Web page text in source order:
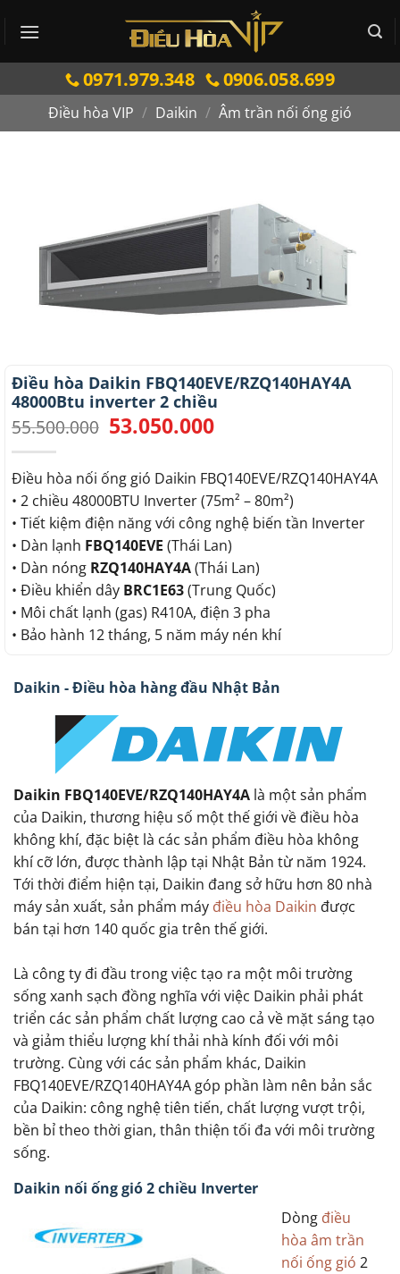
qua
0971.979.348 0906.058.699
Điều hòa VIP / Daikin / Âm trần nối ống gió
Điều hòa Daikin FBQ140EVE/RZQ140HAY4A
48000Btu inverter 2 chiều
55.500.000 Giá
gốc
55.500.000.
53.050.000Giá
là:
53.050.000.
Điều hòa nối ống gió Daikin FBQ140EVE/RZQ140HAY4A
• 2 chiều 48000BTU Inverter (75m² – 80m²)
• Tiết kiệm điện năng với công nghệ biến tần Inverter
• Dàn lạnh FBQ140EVE (Thái Lan)
• Dàn nóng RZQ140HAY4A(Thái Lan)
• Điều khiển dây BRC1E63(Trung Quốc)
• Môi chất lạnh (gas) R410A, điện 3 pha
• Bảo hành 12 tháng, 5 năm máy nén khí
Daikin - Điều hòa hàng đầu Nhật Bản
Daikin FBQ140EVE/RZQ140HAY4A là một sản phẩm
của Daikin, thương hiệu số một thế giới về điều hòa
không khí, đặc biệt là các sản phẩm điều hòa không
khí cỡ lớn, được thành lập tại Nhật Bản từ năm 1924.
Tới thời điểm hiện tại, Daikin đang sở hữu hơn 80 nhà
máy sản xuất, sản phẩm máy điều hòa Daikin được
bán tại hơn 140 quốc gia trên thế giới.
Là công ty đi đầu trong việc tạo ra một môi trường
sống xanh sạch đồng nghĩa với việc Daikin phải phát
triển các sản phẩm chất lượng cao cả về mặt sáng tạo
và giảm thiểu lượng khí thải nhà kính đối với môi
trường. Cùng với các sản phẩm khác, Daikin
FBQ140EVE/RZQ140HAY4A góp phần làm nên bản sắc
của Daikin: công nghệ tiên tiến, chất lượng vượt trội,
bền bỉ theo thời gian, thân thiện tối đa với môi trường
sống.
Daikin nối ống gió 2 chiều Inverter
Dòng điều
hòa âm trần
nối ống gió 2